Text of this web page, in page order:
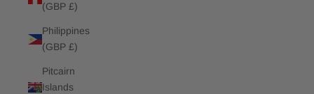
(GBP £)
Philippines
(GBP £)
Pitcairn
Islands